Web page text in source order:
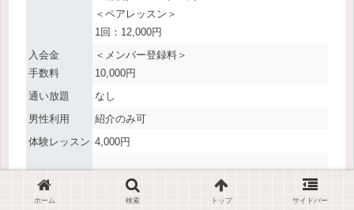
＜ペアレッスン＞
1回：12,000円
入会金
手数料
＜メンバー登録料＞
10,000円
通い放題
なし
男性利用
紹介のみ可
体験レッスン 4,000円
ホーム 検索 トップ サイドバー